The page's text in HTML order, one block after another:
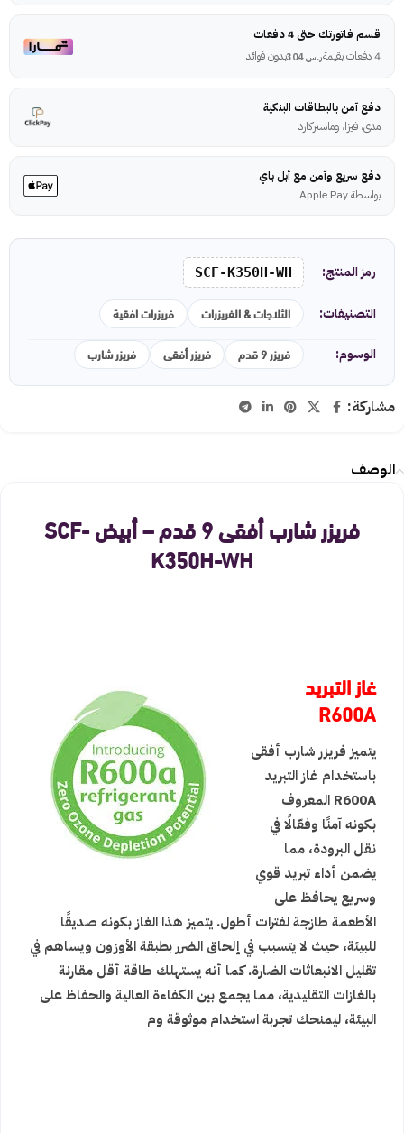
قسم فاتورتك حتى 4 دفعات
4 دفعات بقيمة
ر.س304 بدون فوائد
دفع آمن بالبطاقات البنكية
مدى، فيزا، وماستركارد
دفع سريع وآمن مع أبل باي
بواسطة Apple Pay
رمز المنتج: SCF-K350H-WH
التصنيفات: الثلاجات & الفريزرات فريزرات افقية
الوسوم: فريزر 9 قدم فريزر أفقى فريزر شارب
مشاركة:
الوصف
فريزر شارب أفقى 9 قدم – أبيض SCF-
K350H-WH
غاز التبريد
R600A
يتميز فريزر شارب أفقى
باستخدام غاز التبريد
R600A المعروف
بكونه آمنًا وفعّالًا في
نقل البرودة، مما
يضمن أداء تبريد قوي
وسريع يحافظ على
الأطعمة طازجة لفترات أطول. يتميز هذا الغاز بكونه صديقًا
للبيئة، حيث لا يتسبب في إلحاق الضرر بطبقة الأوزون ويساهم في
تقليل الانبعاثات الضارة. كما أنه يستهلك طاقة أقل مقارنة
بالغازات التقليدية، مما يجمع بين الكفاءة العالية والحفاظ على
البيئة، ليمنحك تجربة استخدام موثوقة وم